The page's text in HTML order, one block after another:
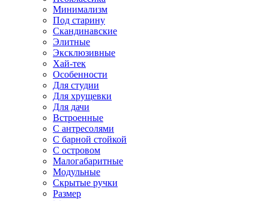
Минимализм
Под старину
Скандинавские
Элитные
Эксклюзивные
Хай-тек
Особенности
Для студии
Для хрущевки
Для дачи
Встроенные
С антресолями
С барной стойкой
С островом
Малогабаритные
Модульные
Скрытые ручки
Размер